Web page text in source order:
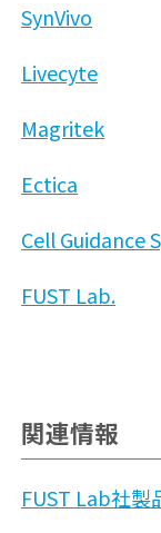
SynVivo
Livecyte
Magritek
Ectica
Cell Guidance
FUST Lab.
関連情報
FUST Lab社製